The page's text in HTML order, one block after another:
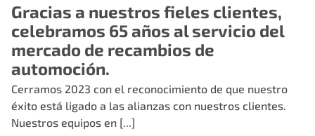
Gracias a nuestros fieles clientes,
celebramos 65 años al servicio del
mercado de recambios de
automoción.
Cerramos 2023 con el reconocimiento de que nuestro
éxito está ligado a las alianzas con nuestros clientes.
Nuestros equipos en [...]